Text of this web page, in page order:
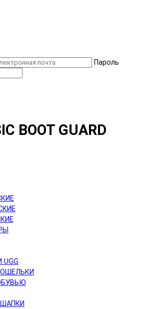
Пароль
BOOT GUARD
ШАПКИ